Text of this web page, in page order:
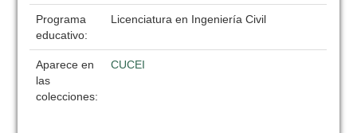
Programa
educativo:
Licenciatura en Ingeniería Civil
Aparece en
las
colecciones:
CUCEI